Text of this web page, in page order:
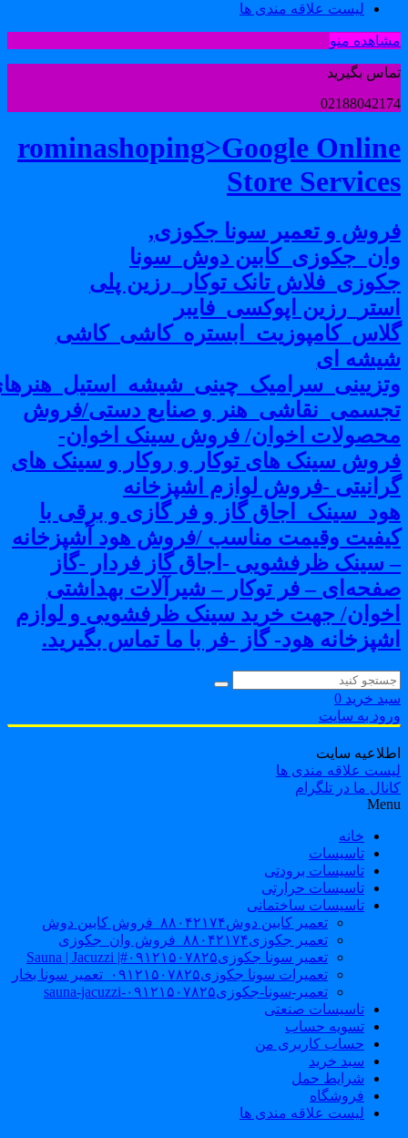
لیست علاقه مندی ها
منو
بگیرید
rominashoping>Google
Store
و تعمیر سونا جکوزی,
دوش_سونا
تانک توکار_رزین پلی
اپوکسی_فایبر
ای
و صنایع دستی/فروش
اخوان/ فروش سینک اخوان-
سینک های توکار و روکار و سینک های
-فروش لوازم اشپزخانه
گاز و فر گازی و برقی با
وقیمت مناسب /فروش هود آشپزخانه
سینک ظرفشویی -اجاق گاز فردار -گاز
– فر توکار – شیرآلات بهداشتی
جهت خرید سینک ظرفشویی و لوازم
هود- گاز -فر با ما تماس بگیرید.
خرید 0
به سایت
سایت
علاقه مندی ها
ما در تلگرام
خانه
تاسیسات
تاسیسات برودتی
تاسیسات حرارتی
تاسیسات ساختمانی
تعمیر کابین دوش۸۸۰۴۲۱۷۴_فروش کابین دوش
تعمیر جکوزی۸۸۰۴۲۱۷۴_فروش وان_جکوزی
تعمیر سونا جکوزی۰۹۱۲۱۵۰۷۸۲۵#| Sauna | Jacuzzi
تعمیرات سونا جکوزی۰۹۱۲۱۵۰۷۸۲۵_تعمیر سونا بخار
تعمیر-سونا-جکوزی۰۹۱۲۱۵۰۷۸۲۵-sauna-jacuzzi
تاسیسات صنعتی
تسویه حساب
حساب کاربری من
سبد خرید
شرایط حمل
فروشگاه
لیست علاقه مندی ها